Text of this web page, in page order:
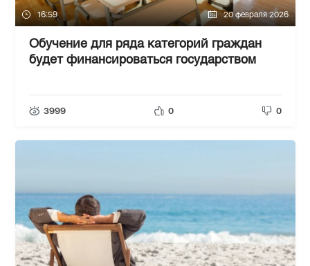
16:59 20 февраля 2026
Обучение для ряда категорий граждан
будет финансироваться государством
3999 0 0